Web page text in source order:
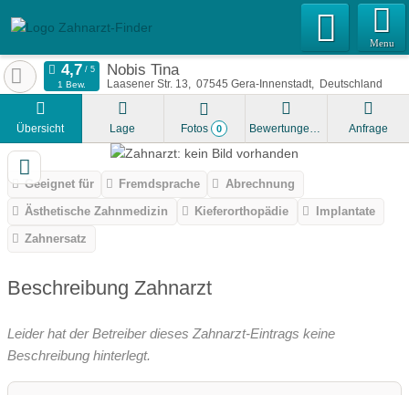
Menu
Nobis Tina
Laasener Str. 13 07545 Gera-Innenstadt Deutschland
1 Bew.
Übersicht Lage Fotos 0 Bewertungen Anfrage
Geeignet für Fremdsprache
Abrechnung
Ästhetische Zahnmedizin
Kieferorthopädie
Implantate
Zahnersatz
Beschreibung Zahnarzt
Leider hat der Betreiber dieses Zahnarzt-Eintrags keine
Beschreibung hinterlegt.